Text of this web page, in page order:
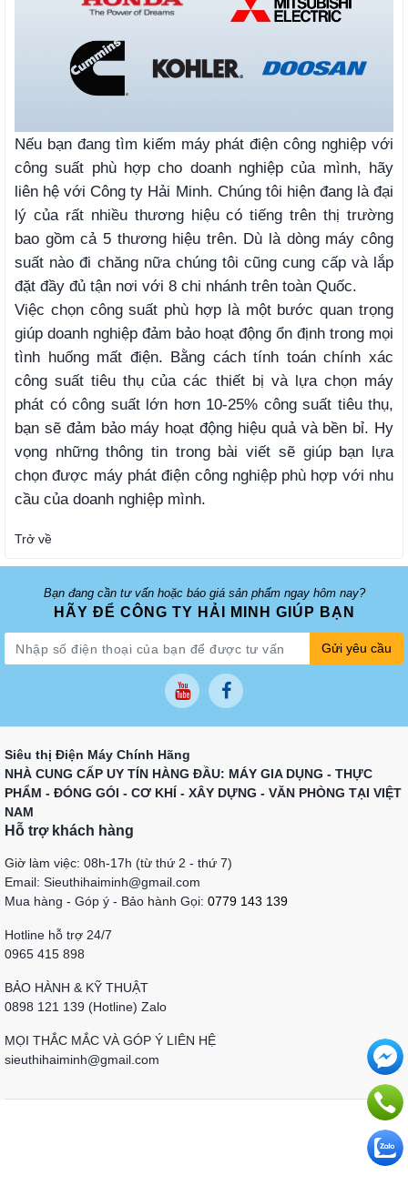
Nếu bạn đang tìm kiếm máy phát điện công nghiệp với
công suất phù hợp cho doanh nghiệp của mình, hãy
liên hệ với Công ty Hải Minh. Chúng tôi hiện đang là đại
lý của rất nhiều thương hiệu có tiếng trên thị trường
bao gồm cả 5 thương hiệu trên. Dù là dòng máy công
suất nào đi chăng nữa chúng tôi cũng cung cấp và lắp
đặt đầy đủ tận nơi với 8 chi nhánh trên toàn Quốc.
Việc chọn công suất phù hợp là một bước quan trọng
giúp doanh nghiệp đảm bảo hoạt động ổn định trong mọi
tình huống mất điện. Bằng cách tính toán chính xác
công suất tiêu thụ của các thiết bị và lựa chọn máy
phát có công suất lớn hơn 10-25% công suất tiêu thụ,
bạn sẽ đảm bảo máy hoạt động hiệu quả và bền bỉ. Hy
vọng những thông tin trong bài viết sẽ giúp bạn lựa
chọn được máy phát điện công nghiệp phù hợp với nhu
cầu của doanh nghiệp mình.
Trở về
Bạn đang cần tư vấn hoặc báo giá sản phẩm ngay hôm nay?
HÃY ĐỂ CÔNG TY HẢI MINH GIÚP BẠN
Gửi yêu cầu
Siêu thị Điện Máy Chính Hãng
NHÀ CUNG CẤP UY TÍN HÀNG ĐẦU: MÁY GIA DỤNG - THỰC
PHẨM - ĐÓNG GÓI - CƠ KHÍ - XÂY DỰNG - VĂN PHÒNG TẠI VIỆT
NAM
Hỗ trợ khách hàng
Giờ làm việc: 08h-17h (từ thứ 2 - thứ 7)
Email: Sieuthihaiminh@gmail.com
Mua hàng - Góp ý - Bảo hành Gọi: 0779 143 139
Hotline hỗ trợ 24/7
0965 415 898
BẢO HÀNH & KỸ THUẬT
0898 121 139 (Hotline) Zalo
MỌI THẮC MẮC VÀ GÓP Ý LIÊN HỆ
sieuthihaiminh@gmail.com